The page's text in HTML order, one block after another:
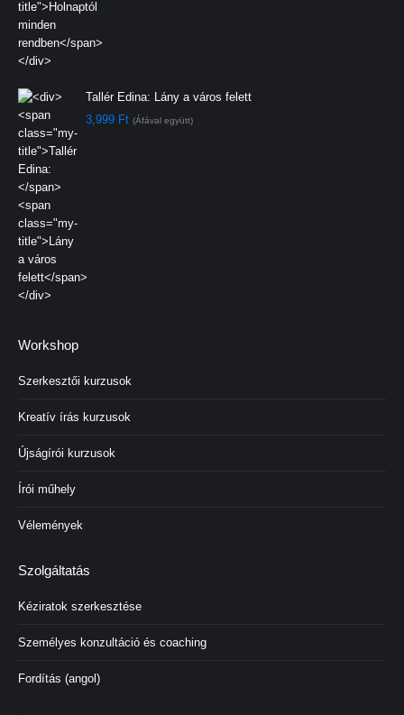
Tallér Edina: Lány a város felett
3,999 Ft (Áfával együtt)
Workshop
Szerkesztői kurzusok
Kreatív írás kurzusok
Újságírói kurzusok
Írói műhely
Vélemények
Szolgáltatás
Kéziratok szerkesztése
Személyes konzultáció és coaching
Fordítás (angol)